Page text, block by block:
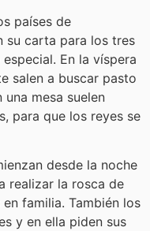
países de
su carta para los tres
En la víspera
salen a buscar pasto
mesa suelen
para que los reyes se
desde la noche
realizar la rosca de
familia. También los
y en ella piden sus